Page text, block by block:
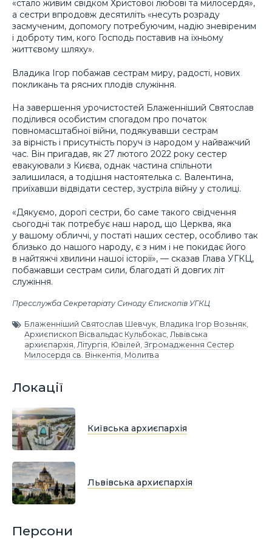
«стало живим свідком Христової любові та милосердя»,
а сестри впродовж десятиліть «несуть розраду
засмученим, допомогу потребуючим, надію зневіреним
і доброту тим, кого Господь поставив на їхньому
життєвому шляху».
Владика Ігор побажав сестрам миру, радості, нових
покликань та рясних плодів служіння.
На завершення урочистостей Блаженніший Святослав
поділився особистим спогадом про початок
повномасштабної війни, подякувавши сестрам
за вірність і присутність поруч із народом у найважчий
час. Він пригадав, як 27 лютого 2022 року сестер
евакуювали з Києва, однак частина спільноти
залишилася, а тодішня настоятелька с. Валентина,
приїхавши відвідати сестер, зустріла війну у столиці.
«Дякуємо, дорогі сестри, бо саме такого свідчення
сьогодні так потребує наш народ, що Церква, яка
у вашому обличчі, у постаті наших сестер, особливо так
близько до нашого народу, є з ним і не покидає його
в найтяжчі хвилини нашої історії», — сказав Глава УГКЦ,
побажавши сестрам сили, благодаті й довгих літ
служіння.
Пресслужба Секретаріату Синоду Єпископів УГКЦ
Блаженніший Святослав Шевчук, Владика Ігор Возьняк,
Архиєпископ Вісвальдас Кульбокас, Львівська
архиєпархія, Літургія, Ювілей, Згромадження Сестер
Милосердя св. Вінкентія, Молитва
Локації
Київська архиєпархія
Львівська архиєпархія
Персони